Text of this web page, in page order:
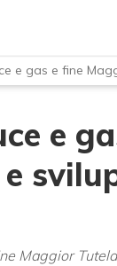
e gas e fine
e
Maggior